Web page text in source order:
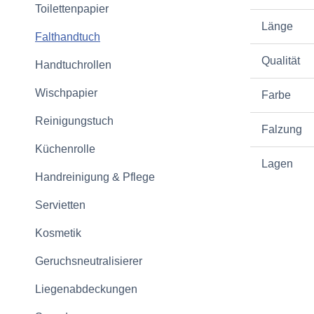
Toilettenpapier
Falthandtuch
Handtuchrollen
Wischpapier
Reinigungstuch
Küchenrolle
Handreinigung & Pflege
Servietten
Kosmetik
Geruchsneutralisierer
Liegenabdeckungen
Länge
Qualität
Farbe
Falzung
Lagen